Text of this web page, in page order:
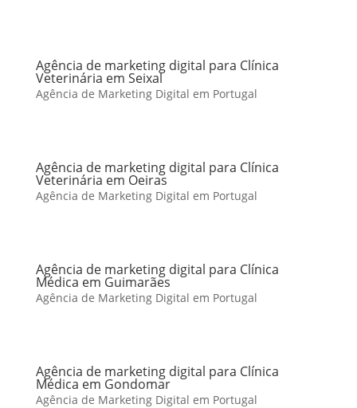
Agência de marketing digital para Clínica
Veterinária em Seixal
Agência de Marketing Digital em Portugal
Agência de marketing digital para Clínica
Veterinária em Oeiras
Agência de Marketing Digital em Portugal
Agência de marketing digital para Clínica
Médica em Guimarães
Agência de Marketing Digital em Portugal
Agência de marketing digital para Clínica
Médica em Gondomar
Agência de Marketing Digital em Portugal